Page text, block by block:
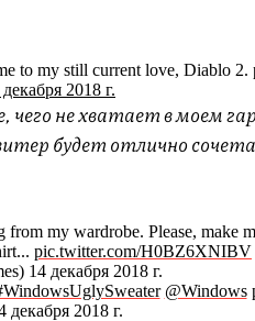
to my still current love, Diablo 2.
2018 г.
чего не хватает в моем
будет отлично
my wardrobe. Please, make
pic.twitter.com/H0BZ6XNIBV
14 декабря 2018 г.
@Windows
2018 г.